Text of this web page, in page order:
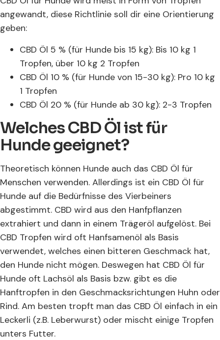
angewandt, diese Richtlinie soll dir eine Orientierung
geben:
CBD Öl 5 % (für Hunde bis 15 kg): Bis 10 kg 1
Tropfen, über 10 kg 2 Tropfen
CBD Öl 10 % (für Hunde von 15-30 kg): Pro 10 kg
1 Tropfen
CBD Öl 20 % (für Hunde ab 30 kg): 2-3 Tropfen
Welches CBD Öl ist für
Hunde geeignet?
Theoretisch können Hunde auch das CBD Öl für
Menschen verwenden. Allerdings ist ein CBD Öl für
Hunde auf die Bedürfnisse des Vierbeiners
abgestimmt. CBD wird aus den Hanfpflanzen
extrahiert und dann in einem Trägeröl aufgelöst. Bei
CBD Tropfen wird oft Hanfsamenöl als Basis
verwendet, welches einen bitteren Geschmack hat,
den Hunde nicht mögen. Deswegen hat CBD Öl für
Hunde oft Lachsöl als Basis bzw. gibt es die
Hanftropfen in den Geschmacksrichtungen Huhn oder
Rind. Am besten tropft man das CBD Öl einfach in ein
Leckerli (z.B. Leberwurst) oder mischt einige Tropfen
unters Futter.